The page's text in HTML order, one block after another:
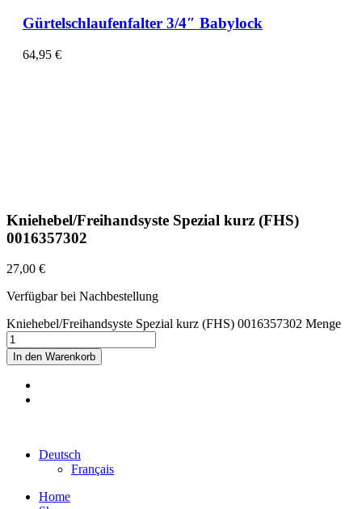
Gürtelschlaufenfalter 3/4″ Babylock
64,95 €
Kniehebel/Freihandsyste Spezial kurz (FHS)
0016357302
27,00 €
Verfügbar bei Nachbestellung
Kniehebel/Freihandsyste Spezial kurz (FHS) 0016357302 Menge
In den Warenkorb
Deutsch
Français
Home